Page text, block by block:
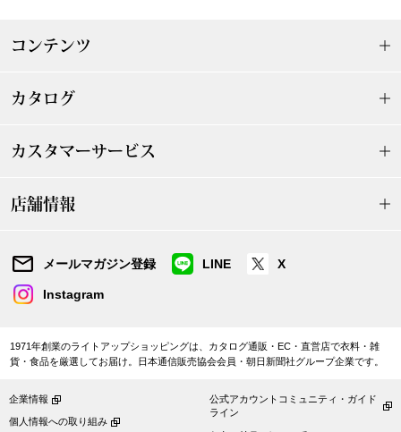
ズ
ハイネックコットンボーダーTシ
16,500円
おしゃべりな花たちの刺しゅうブ
コンテンツ
カタログ
カスタマーサービス
店舗情報
メールマガジン登録 LINE X
Instagram
1971年創業のライトアップショッピングは、カタログ通販・EC・直営店で衣料・雑
貨・食品を厳選してお届け。日本通信販売協会会員・朝日新聞社グループ企業です。
企業情報
個人情報への取り組み
公式アカウントコミュニティ・ガイド
ライン